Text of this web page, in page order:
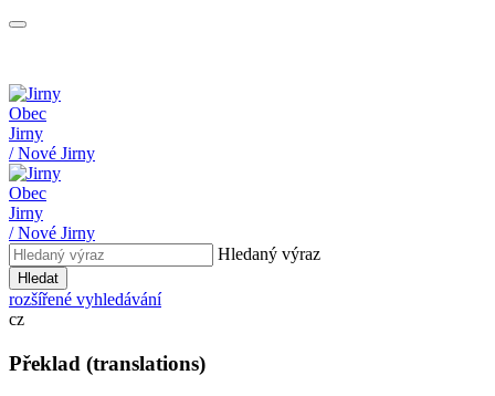
Obec
Jirny
/ Nové Jirny
Obec
Jirny
/ Nové Jirny
Hledaný výraz
Hledat
rozšířené vyhledávání
cz
Překlad (translations)